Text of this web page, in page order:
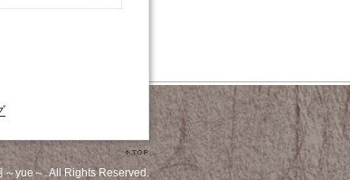
yue～. All Rights Reserved.